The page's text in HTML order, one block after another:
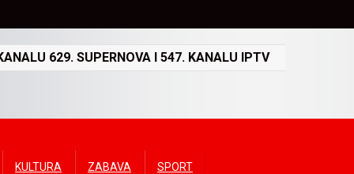
629. SUPERNOVA I 547. KANALU IPTV
KULTURA ZABAVA SPORT